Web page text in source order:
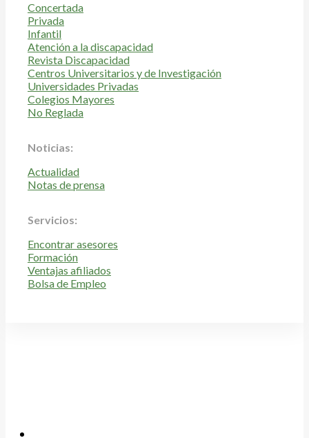
Concertada
Privada
Infantil
Atención a la discapacidad
Revista Discapacidad
Centros Universitarios y de Investigación
Universidades Privadas
Colegios Mayores
No Reglada
Noticias:
Actualidad
Notas de prensa
Servicios:
Encontrar asesores
Formación
Ventajas afiliados
Bolsa de Empleo